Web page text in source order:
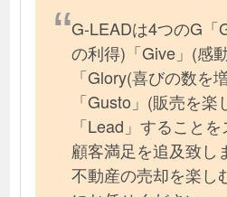
G-LEADは4つのG「
の利得)「Give」(感
「Glory(喜びの数を
「Gusto」(販売を楽
「Lead」すること
顧客満足を追及致し
不動産の売却を楽し